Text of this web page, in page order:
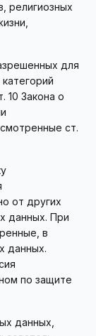
религиозных
для
10 Закона о
ст.
от других
данных. При
в
данных.
по защите
данных,